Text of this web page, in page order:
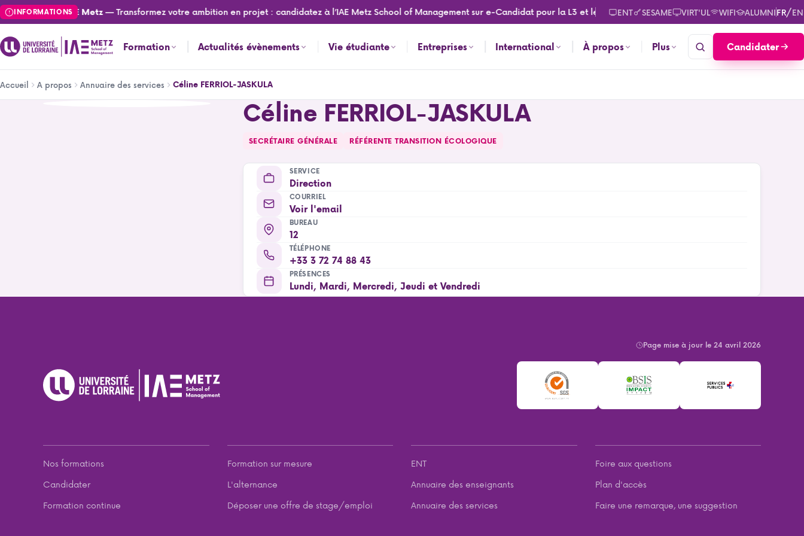
Aller
au
contenu
principal
INFORMATIONS
de l'IAE Metz— Transformez votre ambition en projet : candidatez à l’IAE Metz School of Management sur e-Candidat pour la L3 et le M2. Consultez les calendriers des rentrées pour
ENT SESAME VIRT'UL WIFI ALUMNIFR/EN
Formation Actualités évènements Vie étudiante Entreprises International À propos Plus Candidater
d'Ariane
Accueil A propos Annuaire des services Céline FERRIOL-JASKULA
Céline FERRIOL-JASKULA
SECRÉTAIRE GÉNÉRALE RÉFÉRENTE TRANSITION ÉCOLOGIQUE
SERVICE
Direction
COURRIEL
Voir l'email
BUREAU
12
TÉLÉPHONE
+33 3 72 74 88 43
PRÉSENCES
Lundi, Mardi, Mercredi, Jeudi et Vendredi
Page mise à jour le 24 avril 2026
Nos formations
Candidater
Formation continue
Formation sur mesure
L'alternance
Déposer une offre de stage/emploi
ENT
Annuaire des enseignants
Annuaire des services
Foire aux questions
Plan d'accès
Faire une remarque, une suggestion